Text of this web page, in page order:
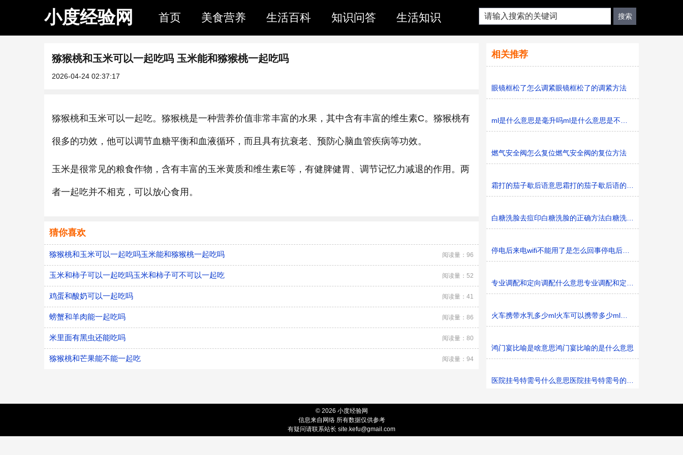
小度经验网 首页 美食营养 生活百科 知识问答 生活知识
猕猴桃和玉米可以一起吃吗 玉米能和猕猴桃一起吃吗
2026-04-24 02:37:17
猕猴桃和玉米可以一起吃。猕猴桃是一种营养价值非常丰富的水果，其中含有丰富的维生素C。猕猴桃有
很多的功效，他可以调节血糖平衡和血液循环，而且具有抗衰老、预防心脑血管疾病等功效。
玉米是很常见的粮食作物，含有丰富的玉米黄质和维生素E等，有健脾健胃、调节记忆力减退的作用。两
者一起吃并不相克，可以放心食用。
猜你喜欢
猕猴桃和玉米可以一起吃吗玉米能和猕猴桃一起吃吗 阅读量：96
玉米和柿子可以一起吃吗玉米和柿子可不可以一起吃 阅读量：52
鸡蛋和酸奶可以一起吃吗 阅读量：41
螃蟹和羊肉能一起吃吗 阅读量：86
米里面有黑虫还能吃吗 阅读量：80
猕猴桃和芒果能不能一起吃 阅读量：94
相关推荐
眼镜框松了怎么调紧眼镜框松了的调紧方法
ml是什么意思是毫升吗ml是什么意思是不是毫升
燃气安全阀怎么复位燃气安全阀的复位方法
霜打的茄子歇后语意思霜打的茄子歇后语的意思是什么
白糖洗脸去痘印白糖洗脸的正确方法白糖洗脸的正确方法是
停电后来电wifi不能用了是怎么回事停电后来电wifi不能用了
专业调配和定向调配什么意思专业调配和定向调配的意思
火车携带水乳多少ml火车可以携带多少ml水乳
鸿门宴比喻是啥意思鸿门宴比喻的是什么意思
医院挂号特需号什么意思医院挂号特需号的意思
© 2026 小度经验网
信息来自网络 所有数据仅供参考
有疑问请联系站长 site.kefu@gmail.com